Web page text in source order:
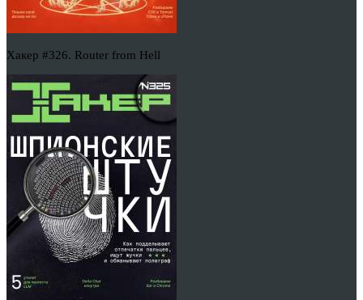
Хакер #326. Router from Hell